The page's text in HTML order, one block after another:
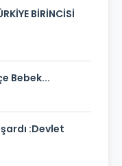
BİRİNCİSİ
Bebek...
:Devlet